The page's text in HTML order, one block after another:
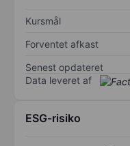
Kursmål
Forventet afkast
Senest opdateret
Data leveret af
ESG-risiko